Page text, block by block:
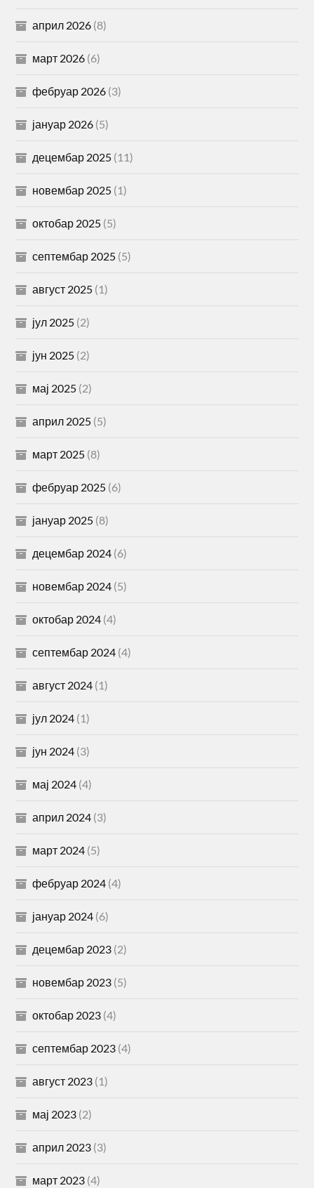
април 2026 (8)
март 2026 (6)
фебруар 2026 (3)
јануар 2026 (5)
децембар 2025 (11)
новембар 2025 (1)
октобар 2025 (5)
септембар 2025 (5)
август 2025 (1)
јул 2025 (2)
јун 2025 (2)
мај 2025 (2)
април 2025 (5)
март 2025 (8)
фебруар 2025 (6)
јануар 2025 (8)
децембар 2024 (6)
новембар 2024 (5)
октобар 2024 (4)
септембар 2024 (4)
август 2024 (1)
јул 2024 (1)
јун 2024 (3)
мај 2024 (4)
април 2024 (3)
март 2024 (5)
фебруар 2024 (4)
јануар 2024 (6)
децембар 2023 (2)
новембар 2023 (5)
октобар 2023 (4)
септембар 2023 (4)
август 2023 (1)
мај 2023 (2)
април 2023 (3)
март 2023 (4)